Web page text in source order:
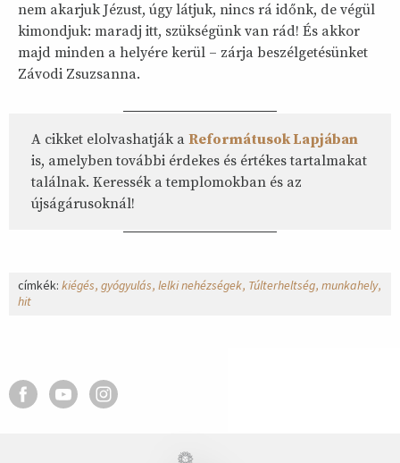
nem akarjuk Jézust, úgy látjuk, nincs rá időnk, de végül
kimondjuk: maradj itt, szükségünk van rád! És akkor
majd minden a helyére kerül – zárja beszélgetésünket
Závodi Zsuzsanna.
A cikket elolvashatják a Reformátusok Lapjában
is, amelyben további érdekes és értékes tartalmakat
találnak. Keressék a templomokban és az
újságárusoknál!
címkék: kiégés gyógyulás lelki nehézségek Túlterheltség munkahely
hit